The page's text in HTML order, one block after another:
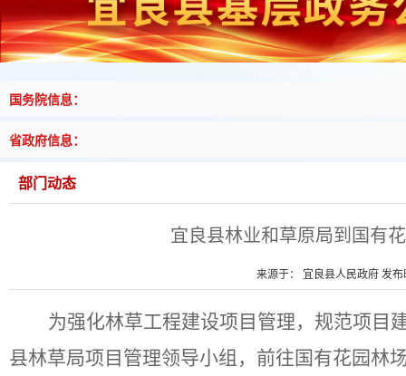
国务院信息：
省政府信息：
部门动态
宜良县林业和草原局到国有
来源于： 宜良县人民政府 发
为强化林草工程建设项目管理，规范项目
县林草局项目管理领导小组，前往国有花园林